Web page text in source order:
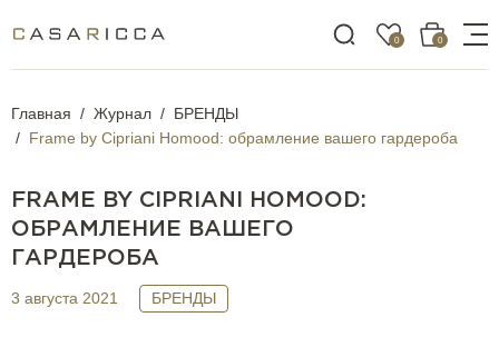
0 0
Главная Журнал
БРЕНДЫ
Frame by Cipriani Homood: обрамление вашего гардероба
FRAME BY CIPRIANI HOMOOD:
ОБРАМЛЕНИЕ ВАШЕГО
ГАРДЕРОБА
3 августа 2021 БРЕНДЫ